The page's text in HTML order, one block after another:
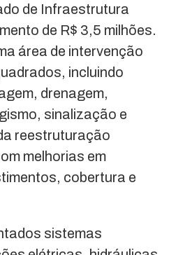
de Infraestrutura
de R$ 3,5 milhões.
área de intervenção
incluindo
drenagem,
sinalização e
reestruturação
melhorias em
cobertura e
sistemas